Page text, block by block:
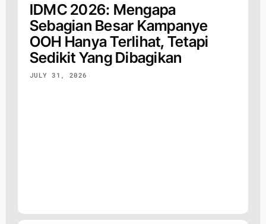
IDMC 2026: Mengapa
Sebagian Besar Kampanye
OOH Hanya Terlihat, Tetapi
Sedikit Yang Dibagikan
JULY 31, 2026